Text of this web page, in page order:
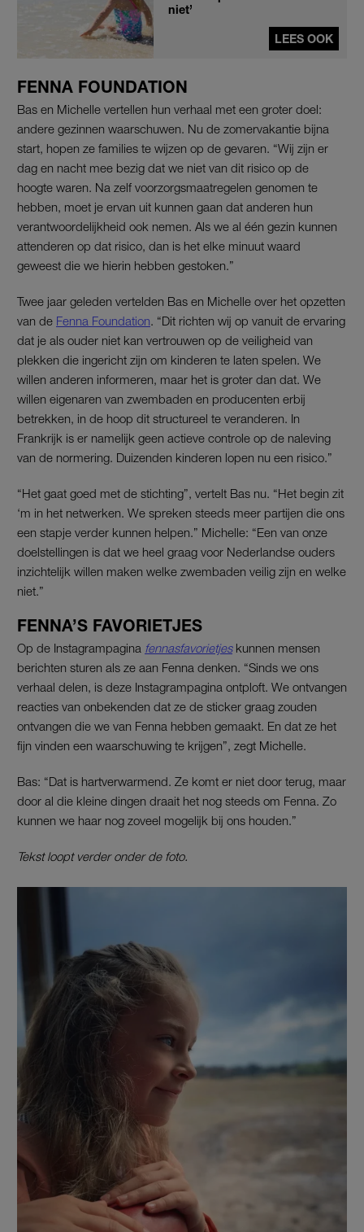
niet’
LEES OOK
FENNA FOUNDATION
Bas en Michelle vertellen hun verhaal met een groter doel:
andere gezinnen waarschuwen. Nu de zomervakantie bijna
start, hopen ze families te wijzen op de gevaren. “Wij zijn er
dag en nacht mee bezig dat we niet van dit risico op de
hoogte waren. Na zelf voorzorgsmaatregelen genomen te
hebben, moet je ervan uit kunnen gaan dat anderen hun
verantwoordelijkheid ook nemen. Als we al één gezin kunnen
attenderen op dat risico, dan is het elke minuut waard
geweest die we hierin hebben gestoken.”
Twee jaar geleden vertelden Bas en Michelle over het opzetten
van de Fenna Foundation. “Dit richten wij op vanuit de ervaring
dat je als ouder niet kan vertrouwen op de veiligheid van
plekken die ingericht zijn om kinderen te laten spelen. We
willen anderen informeren, maar het is groter dan dat. We
willen eigenaren van zwembaden en producenten erbij
betrekken, in de hoop dit structureel te veranderen. In
Frankrijk is er namelijk geen actieve controle op de naleving
van de normering. Duizenden kinderen lopen nu een risico.”
“Het gaat goed met de stichting”, vertelt Bas nu. “Het begin zit
‘m in het netwerken. We spreken steeds meer partijen die ons
een stapje verder kunnen helpen.” Michelle: “Een van onze
doelstellingen is dat we heel graag voor Nederlandse ouders
inzichtelijk willen maken welke zwembaden veilig zijn en welke
niet.”
FENNA’S FAVORIETJES
Op de Instagrampagina fennasfavorietjeskunnen mensen
berichten sturen als ze aan Fenna denken. “Sinds we ons
verhaal delen, is deze Instagrampagina ontploft. We ontvangen
reacties van onbekenden dat ze de sticker graag zouden
ontvangen die we van Fenna hebben gemaakt. En dat ze het
fijn vinden een waarschuwing te krijgen”, zegt Michelle.
Bas: “Dat is hartverwarmend. Ze komt er niet door terug, maar
door al die kleine dingen draait het nog steeds om Fenna. Zo
kunnen we haar nog zoveel mogelijk bij ons houden.”
Tekst loopt verder onder de foto.